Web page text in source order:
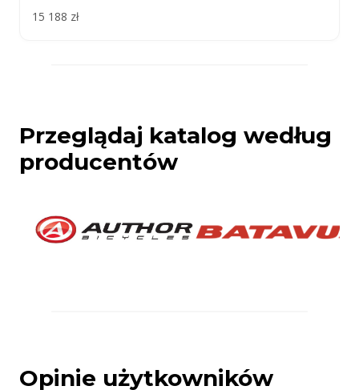
15 188 zł
Przeglądaj katalog według
producentów
Opinie użytkowników